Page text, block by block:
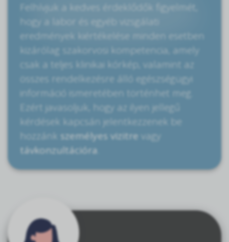
Felhívjuk a kedves érdeklődők figyelmét,
hogy a labor és egyéb vizsgálati
eredmények kiértékelése minden esetben
kizárólag szakorvosi kompetencia, amely
csak a teljes klinikai kórkép, valamint az
összes rendelkezésre álló egészségügyi
információ ismeretében történhet meg.
Ezért javasoljuk, hogy az ilyen jellegű
kérdések kapcsán jelentkezzenek be
hozzánk személyes vizitre vagy
távkonzultációra